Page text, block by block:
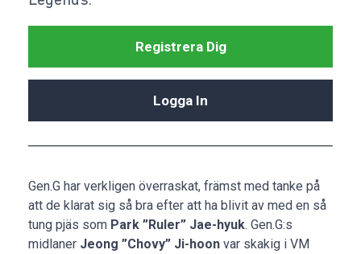
Registrera Dig
Logga In
Gen.G har verkligen överraskat, främst med tanke på
att de klarat sig så bra efter att ha blivit av med en så
tung pjäs som Park ”Ruler” Jae-hyuk. Gen.G:s
midlaner Jeong ”Chovy” Ji-hoon var skakig i VM